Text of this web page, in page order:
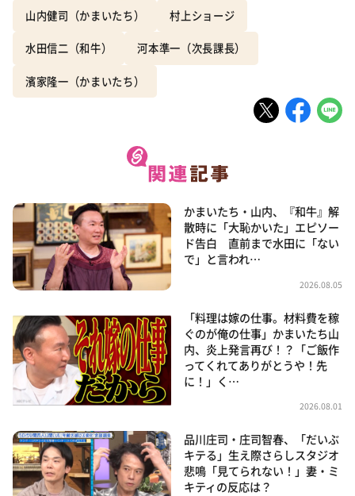
山内健司（かまいたち） 村上ショージ
水田信二（和牛） 河本準一（次長課長）
濱家隆一（かまいたち）
かまいたち・山内、『和牛』解
散時に「大恥かいた」エピソー
ド告白 直前まで水田に「ない
で」と言われ…
2026.08.05
「料理は嫁の仕事。材料費を稼
ぐのが俺の仕事」かまいたち山
内、炎上発言再び！？「ご飯作
ってくれてありがとうや！先
に！」く…
2026.08.01
品川庄司・庄司智春、「だいぶ
キテる」生え際さらしスタジオ
悲鳴「見てられない！」妻・ミ
キティの反応は？